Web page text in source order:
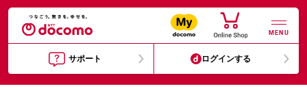
MENU
サポート ログインする